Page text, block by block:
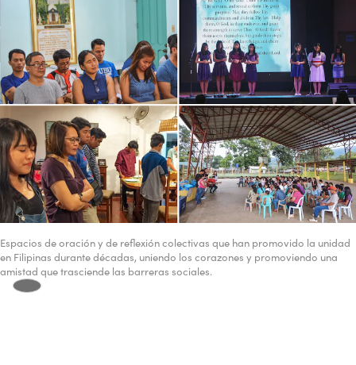
Espacios de oración y de reflexión colectivas que han promovido la unidad
en Filipinas durante décadas, uniendo los corazones y promoviendo una
amistad que trasciende las barreras sociales.